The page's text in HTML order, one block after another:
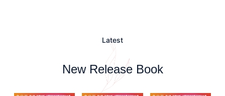
Latest
New Release Book